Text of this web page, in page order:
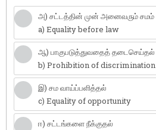
அ) சட்டத்தின் முன் அனைவரும் சமம்
a) Equality before law
ஆ) பாகுபடுத்துவதைத் தடைசெய்தல்
b) Prohibition of discrimination
இ) சம வாய்ப்பளித்தல்
c) Equality of opportunity
ஈ) சட்டங்களை நீக்குதல்